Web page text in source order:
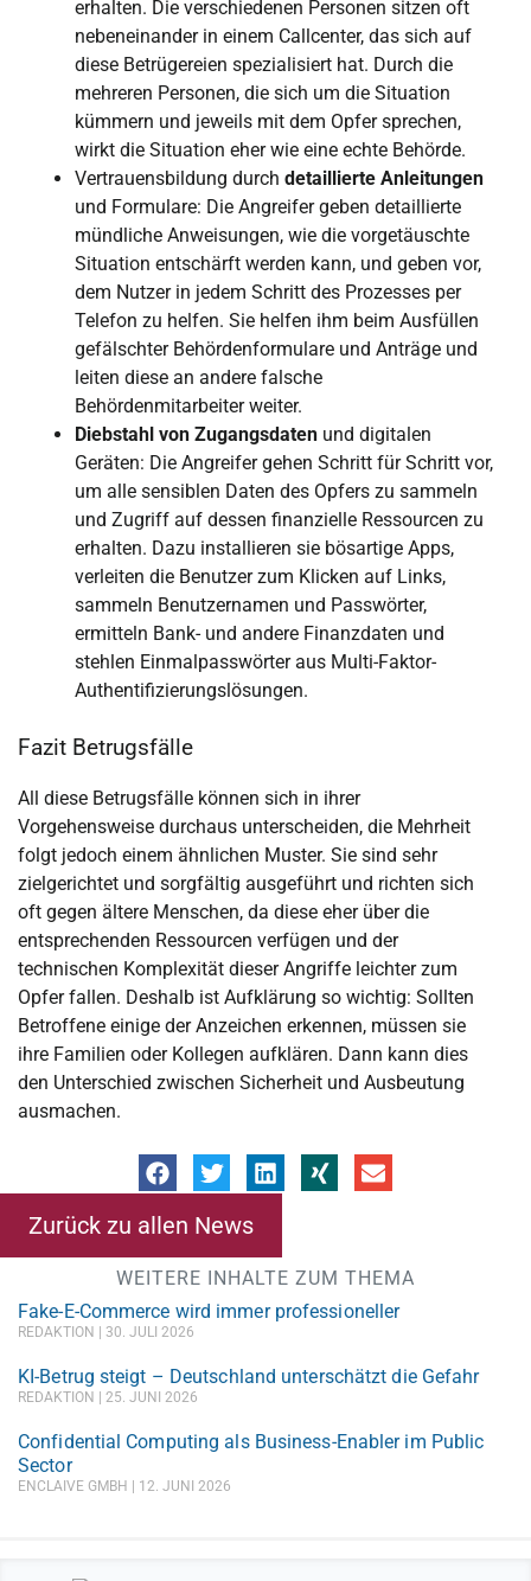
erhalten. Die verschiedenen Personen sitzen oft
nebeneinander in einem Callcenter, das sich auf
diese Betrügereien spezialisiert hat. Durch die
mehreren Personen, die sich um die Situation
kümmern und jeweils mit dem Opfer sprechen,
wirkt die Situation eher wie eine echte Behörde.
Vertrauensbildung durch detaillierte Anleitungen
und Formulare: Die Angreifer geben detaillierte
mündliche Anweisungen, wie die vorgetäuschte
Situation entschärft werden kann, und geben vor,
dem Nutzer in jedem Schritt des Prozesses per
Telefon zu helfen. Sie helfen ihm beim Ausfüllen
gefälschter Behördenformulare und Anträge und
leiten diese an andere falsche
Behördenmitarbeiter weiter.
Diebstahl von Zugangsdaten und digitalen
Geräten: Die Angreifer gehen Schritt für Schritt vor,
um alle sensiblen Daten des Opfers zu sammeln
und Zugriff auf dessen finanzielle Ressourcen zu
erhalten. Dazu installieren sie bösartige Apps,
verleiten die Benutzer zum Klicken auf Links,
sammeln Benutzernamen und Passwörter,
ermitteln Bank- und andere Finanzdaten und
stehlen Einmalpasswörter aus Multi-Faktor-
Authentifizierungslösungen.
Fazit Betrugsfälle
All diese Betrugsfälle können sich in ihrer
Vorgehensweise durchaus unterscheiden, die Mehrheit
folgt jedoch einem ähnlichen Muster. Sie sind sehr
zielgerichtet und sorgfältig ausgeführt und richten sich
oft gegen ältere Menschen, da diese eher über die
entsprechenden Ressourcen verfügen und der
technischen Komplexität dieser Angriffe leichter zum
Opfer fallen. Deshalb ist Aufklärung so wichtig: Sollten
Betroffene einige der Anzeichen erkennen, müssen sie
ihre Familien oder Kollegen aufklären. Dann kann dies
den Unterschied zwischen Sicherheit und Ausbeutung
ausmachen.
Zurück zu allen News
WEITERE INHALTE ZUM THEMA
Fake-E-Commerce wird immer professioneller
REDAKTION 30. JULI 2026
KI-Betrug steigt – Deutschland unterschätzt die Gefahr
REDAKTION 25. JUNI 2026
Confidential Computing als Business-Enabler im Public
Sector
ENCLAIVE GMBH 12. JUNI 2026